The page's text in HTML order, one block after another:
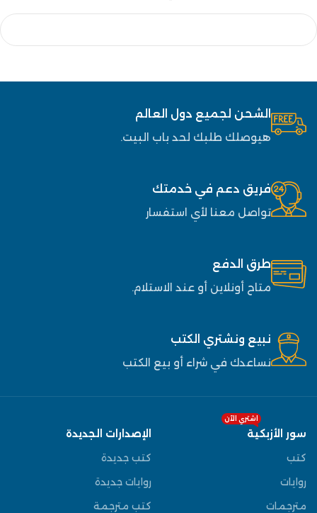
الشحن لجميع دول العالم
هيوصلك طلبك لحد باب البيت.
فريق دعم في خدمتك
تواصل معنا لأي استفسار
طرق الدفع
متاح أونلاين أو عند الاستلام.
نبيع ونشتري الكتب
نساعدك في شراء أو بيع الكتب
سور الأزبكية
اشتري الآن
كتب
روايات
مترجمات
الإصدارات الجديدة
كتب جديدة
روايات جديدة
كتب مترجمة